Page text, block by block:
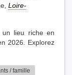
Loire-
un lieu riche en
2026. Explorez
/ famille